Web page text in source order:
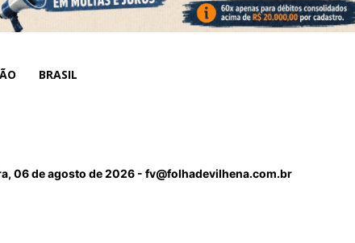
BRASIL
06 de agosto de 2026 - fv@folhadevilhena.com.br